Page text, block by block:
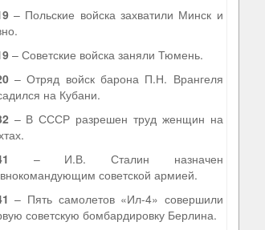
– Польские войска захватили Минск и
– Советские войска заняли Тюмень.
– Отряд войск барона П.Н. Врангеля
на Кубани.
– В СССР разрешен труд женщин на
– И.В. Сталин назначен
советской армией.
– Пять самолетов «Ил-4» совершили
советскую бомбардировку Берлина.